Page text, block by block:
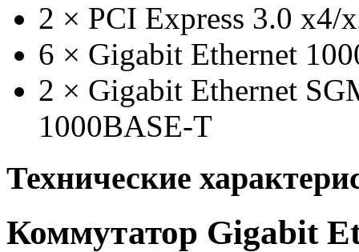
2 × PCI Express 3.0 x4/
6 × Gigabit Ethernet
2 × Gigabit Ethernet
1000BASE-T
Технические
Коммутатор Gigabit